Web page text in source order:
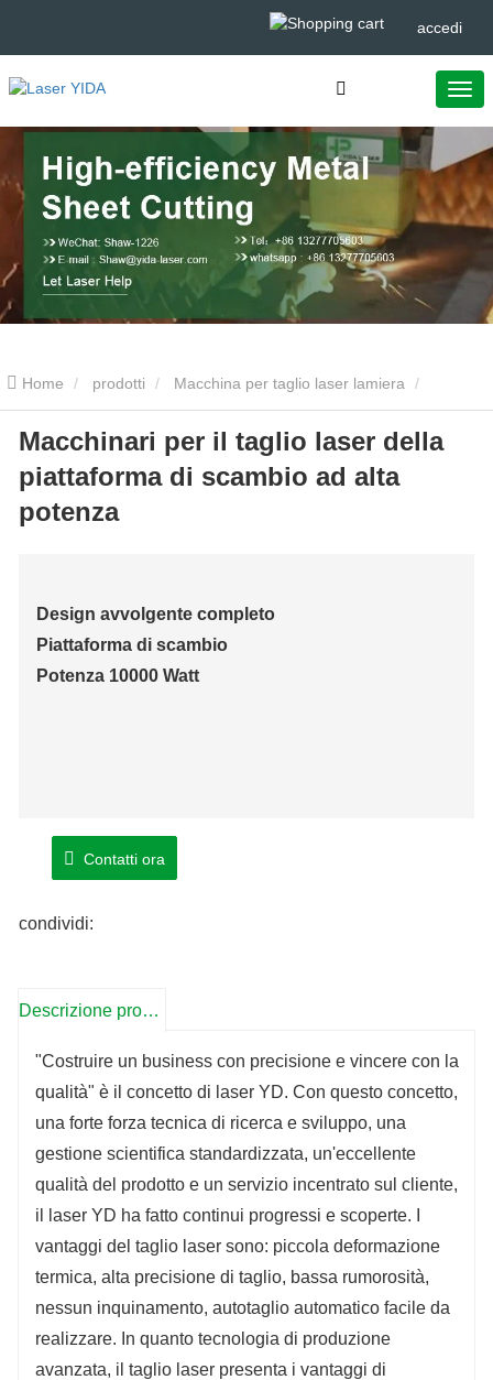
accedi
Home prodotti Macchina per taglio laser lamiera
Macchinari per il taglio laser della piattaforma di scambio ad alta
potenza
Macchinari per il taglio laser della
piattaforma di scambio ad alta
potenza
Design avvolgente completo
Piattaforma di scambio
Potenza 10000 Watt
Contatti ora
condividi:
Descrizione prodotto
"Costruire un business con precisione e vincere con la
qualità" è il concetto di laser YD. Con questo concetto,
una forte forza tecnica di ricerca e sviluppo, una
gestione scientifica standardizzata, un'eccellente
qualità del prodotto e un servizio incentrato sul cliente,
il laser YD ha fatto continui progressi e scoperte. I
vantaggi del taglio laser sono: piccola deformazione
termica, alta precisione di taglio, bassa rumorosità,
nessun inquinamento, autotaglio automatico facile da
realizzare. In quanto tecnologia di produzione
avanzata, il taglio laser presenta i vantaggi di